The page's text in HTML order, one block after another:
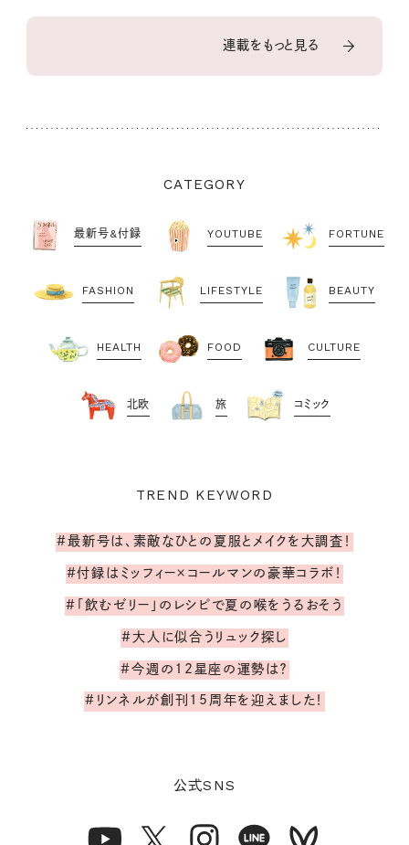
連載をもっと見る
CATEGORY
最新号&付録 YOUTUBE FORTUNE
FASHION LIFESTYLE BEAUTY
HEALTH FOOD CULTURE
北欧 旅 コミック
TREND KEYWORD
#最新号は、素敵なひとの夏服とメイクを大調査！
#付録はミッフィー×コールマンの豪華コラボ！
#「飲むゼリー」のレシピで夏の喉をうるおそう
#大人に似合うリュック探し
#今週の12星座の運勢は？
#リンネルが創刊15周年を迎えました！
公式SNS